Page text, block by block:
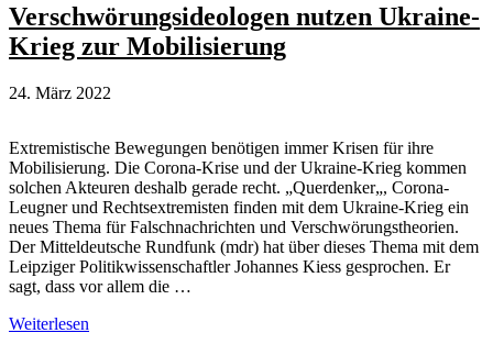
fleissig
Kreml-
Propaganda
Verschwörungsideologen nutzen Ukraine-
Krieg zur Mobilisierung
24. März 2022
Extremistische Bewegungen benötigen immer Krisen für ihre
Mobilisierung. Die Corona-Krise und der Ukraine-Krieg kommen
solchen Akteuren deshalb gerade recht. „Querdenker„, Corona-
Leugner und Rechtsextremisten finden mit dem Ukraine-Krieg ein
neues Thema für Falschnachrichten und Verschwörungstheorien.
Der Mitteldeutsche Rundfunk (mdr) hat über dieses Thema mit dem
Leipziger Politikwissenschaftler Johannes Kiess gesprochen. Er
sagt, dass vor allem die …
Verschwörungsideologen
Weiterlesen